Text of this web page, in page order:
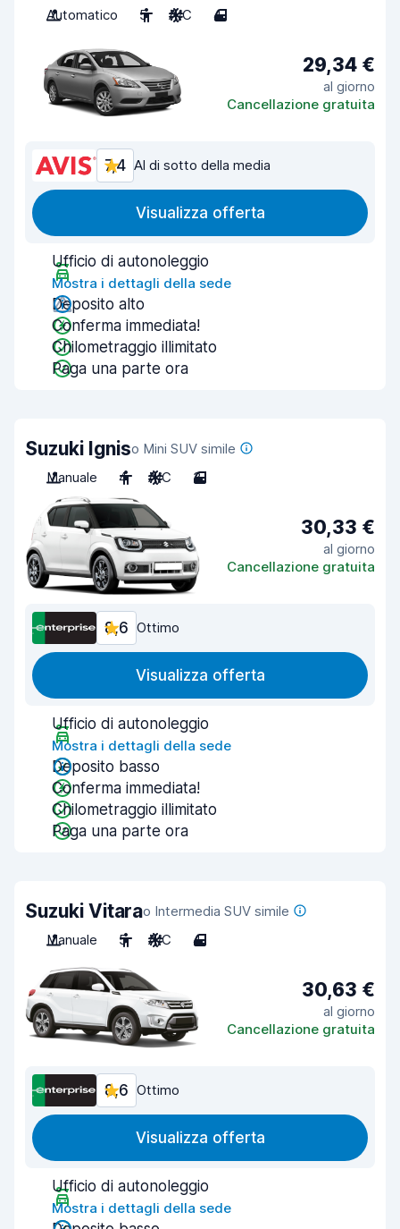
Automatico 5 A/C 4
29,34 €
al giorno
Cancellazione gratuita
7,4 Al di sotto della media
Visualizza offerta
Ufficio di autonoleggio
Mostra i dettagli della sede
Deposito alto
Conferma immediata!
Chilometraggio illimitato
Paga una parte ora
Suzuki Igniso Mini SUV simile
Manuale
4 A/C 3
30,33 €
al giorno
Cancellazione gratuita
8,6 Ottimo
Visualizza offerta
Ufficio di autonoleggio
Mostra i dettagli della sede
Deposito basso
Conferma immediata!
Chilometraggio illimitato
Paga una parte ora
Suzuki Vitarao Intermedia SUV simile
Manuale
5 A/C 4
30,63 €
al giorno
Cancellazione gratuita
8,6 Ottimo
Visualizza offerta
Ufficio di autonoleggio
Mostra i dettagli della sede